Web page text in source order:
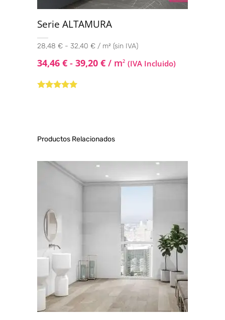
Serie ALTAMURA
28,48 € - 32,40 € / m² (sin IVA)
34,46 € - 39,20 € / m2 (IVA Incluido)
Productos Relacionados